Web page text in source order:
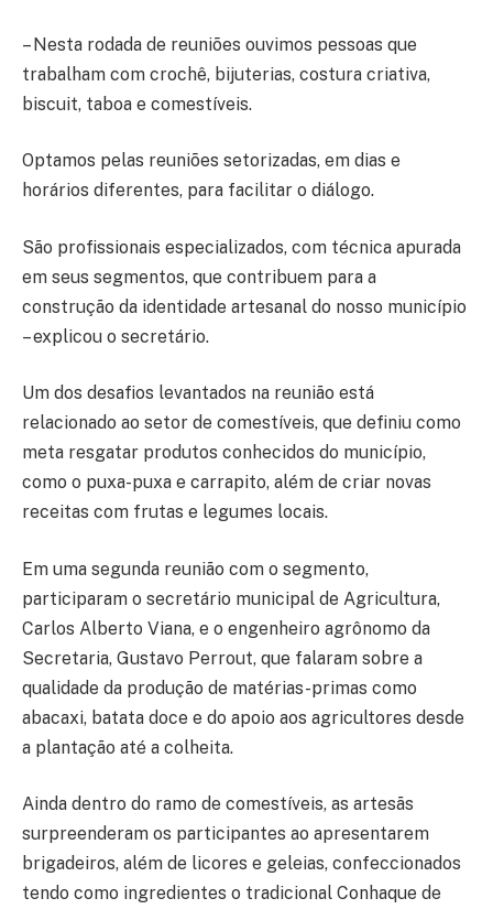
– Nesta rodada de reuniões ouvimos pessoas que
trabalham com crochê, bijuterias, costura criativa,
biscuit, taboa e comestíveis.
Optamos pelas reuniões setorizadas, em dias e
horários diferentes, para facilitar o diálogo.
São profissionais especializados, com técnica apurada
em seus segmentos, que contribuem para a
construção da identidade artesanal do nosso município
– explicou o secretário.
Um dos desafios levantados na reunião está
relacionado ao setor de comestíveis, que definiu como
meta resgatar produtos conhecidos do município,
como o puxa-puxa e carrapito, além de criar novas
receitas com frutas e legumes locais.
Em uma segunda reunião com o segmento,
participaram o secretário municipal de Agricultura,
Carlos Alberto Viana, e o engenheiro agrônomo da
Secretaria, Gustavo Perrout, que falaram sobre a
qualidade da produção de matérias-primas como
abacaxi, batata doce e do apoio aos agricultores desde
a plantação até a colheita.
Ainda dentro do ramo de comestíveis, as artesãs
surpreenderam os participantes ao apresentarem
brigadeiros, além de licores e geleias, confeccionados
tendo como ingredientes o tradicional Conhaque de